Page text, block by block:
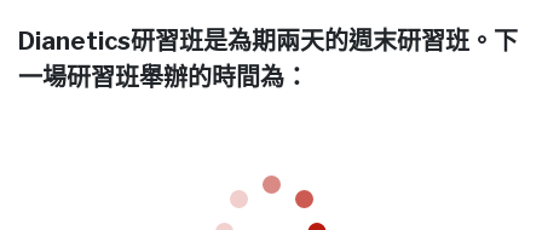
Dianetics研習班是為期兩天的週末研習班。下
一場研習班舉辦的時間為：